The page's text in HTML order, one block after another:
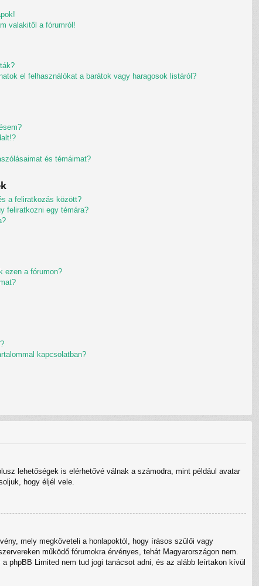
valakitől a fórumról!
el felhasználókat a barátok vagy haragosok listáról?
és témáimat?
a feliratkozás között?
feliratkozni egy témára?
ezen a fórumon?
kapcsolatban?
lehetőségek is elérhetővé válnak a számodra, mint például avatar
hogy éljél vele.
mely megköveteli a honlapoktól, hogy írásos szülői vagy
működő fórumokra érvényes, tehát Magyarországon nem.
phpBB Limited nem tud jogi tanácsot adni, és az alább leírtakon kívül